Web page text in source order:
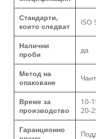
Стандарти,
които следват
ISO
Налични
проби
да
Метод на
опаковане
Време за
производство
10-
20-
Гаранционно